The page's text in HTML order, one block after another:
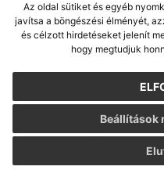
Az oldal sütiket és egyéb
javítsa a böngészési élményét,
és célzott hirdetéseket jelenít
hogy megtudjuk
Beállítások
használja ki a legfrissebb
ECHELON 2 CMS rendszer
Internetes portál, webhosting,
A legutolsó
Nyomtatás|